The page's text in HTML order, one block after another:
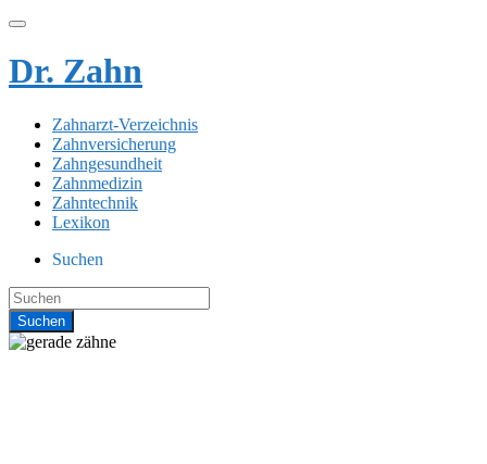
Dr. Zahn
Zahnarzt-Verzeichnis
Zahnversicherung
Zahngesundheit
Zahnmedizin
Zahntechnik
Lexikon
Suchen